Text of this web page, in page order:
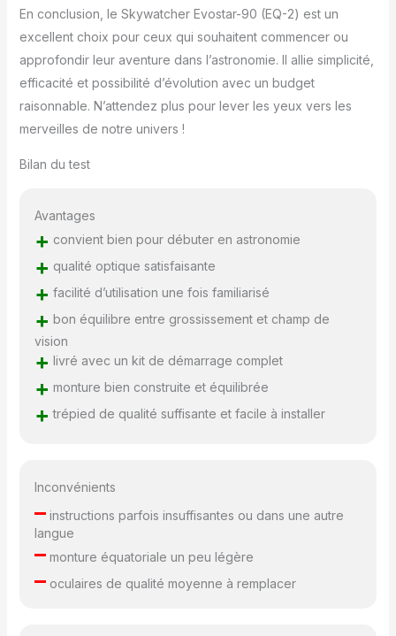
En conclusion, le Skywatcher Evostar-90 (EQ-2) est un
excellent choix pour ceux qui souhaitent commencer ou
approfondir leur aventure dans l’astronomie. Il allie simplicité,
efficacité et possibilité d’évolution avec un budget
raisonnable. N’attendez plus pour lever les yeux vers les
merveilles de notre univers !
Bilan du test
Avantages
+ convient bien pour débuter en astronomie
+ qualité optique satisfaisante
+ facilité d’utilisation une fois familiarisé
+ bon équilibre entre grossissement et champ de
vision
+ livré avec un kit de démarrage complet
+ monture bien construite et équilibrée
+ trépied de qualité suffisante et facile à installer
Inconvénients
– instructions parfois insuffisantes ou dans une autre
langue
– monture équatoriale un peu légère
– oculaires de qualité moyenne à remplacer